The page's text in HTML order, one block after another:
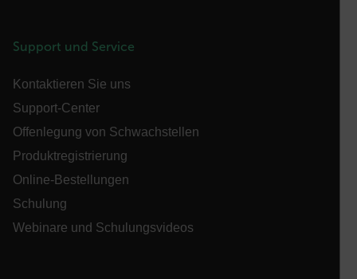
Support und Service
Kontaktieren Sie uns
Support-Center
Offenlegung von Schwachstellen
Produktregistrierung
Online-Bestellungen
Schulung
Webinare und Schulungsvideos
Language